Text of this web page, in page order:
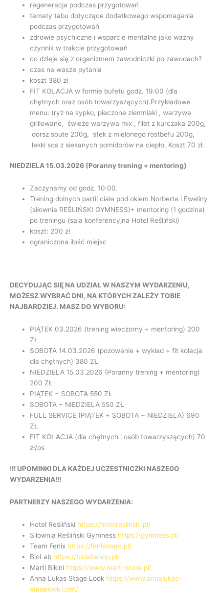
regeneracja podczas przygotowań
tematy tabu dotyczące dodatkowego wspomagania
podczas przygotowań
zdrowie psychiczne i wsparcie mentalne jako ważny
czynnik w trakcie przygotowań
co dzieje się z organizmem zawodniczki po zawodach?
czas na wasze pytania
koszt 380 zł
FIT KOLACJA w formie bufetu godz. 19:00 (dla
chętnych oraz osób towarzyszących).Przykładowe
menu: (ryż na sypko, pieczone ziemniaki , warzywa
grillowane, świeże warzywa mix , filet z kurczaka 200g,
dorsz soute 200g, stek z mielonego rostbefu 200g,
lekki sos z siekanych pomidorów na ciepło. Koszt 70 zł.
NIEDZIELA 15.03.2026 (Poranny trening + mentoring)
Zaczynamy od godz. 10:00.
Trening dolnych partii ciała pod okiem Norberta i Eweliny
(siłownia REŚLIŃSKI GYMNESS)+ mentoring (1 godzina)
po treningu (sala konferencyjna Hotel Reśliński)
koszt: 200 zł
ograniczona ilość miejsc
DECYDUJĄC SIĘ NA UDZIAŁ W NASZYM WYDARZENIU,
MOŻESZ WYBRAĆ DNI, NA KTÓRYCH ZALEŻY TOBIE
NAJBARDZIEJ. MASZ DO WYBORU:
PIĄTEK 03.2026 (trening wieczorny + mentoring) 200
ZŁ
SOBOTA 14.03.2026 (pozowanie + wykład + fit kolacja
dla chętnych) 380 ZŁ
NIEDZIELA 15.03.2026 (Poranny trening + mentoring)
200 ZŁ
PIĄTEK + SOBOTA 550 ZŁ
SOBOTA + NIEDZIELA 550 ZŁ
FULL SERVICE (PIĄTEK + SOBOTA + NIEDZIELA) 690
ZŁ
FIT KOLACJA (dla chętnych i osób towarzyszących) 70
zł/os
!!! UPOMINKI DLA KAŻDEJ UCZESTNICZKI NASZEGO
WYDARZENIA!!!
PARTNERZY NASZEGO WYDARZENIA:
Hotel Reśliński https://hotelreslinski.pl/
Siłownia Reśliński Gymness https://gymness.pl/
Team Fenix https://fenixteam.pl/
BioLab https://biolabshop.pl/
Marti Bikini https://www.marti-store.pl/
Anna Lukas Stage Look https://www.annalukas-
stagelook.com/